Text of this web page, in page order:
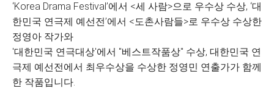
‘Korea Drama Festival’에서 <세 사람>으로 우수상 수상, ‘대
한민국 연극제 예선전’에서 <도촌사람들>로 우수상 수상한
정영아 작가와
'대한민국 연극대상'에서 "베스트작품상" 수상, 대한민국 연
극제 예선전에서 최우수상을 수상한 정영민 연출가가 함께
한 작품입니다.